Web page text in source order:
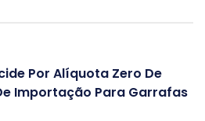
Por Alíquota Zero De
Importação Para Garrafas